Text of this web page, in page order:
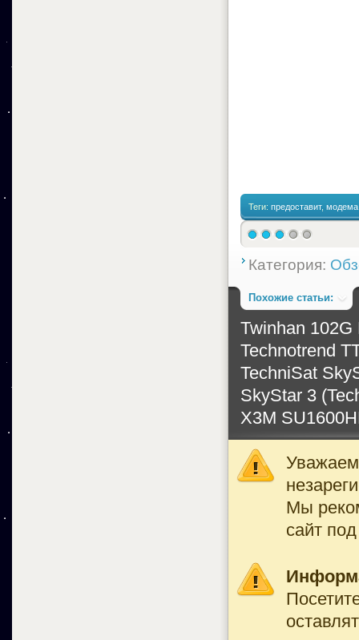
Теги: предоставит, модема
спутникового
Категория:
Похожие статьи:
Twinhan 102G
Technotrend
TechniSat
SkyStar 3
X3M
Мы
сайт